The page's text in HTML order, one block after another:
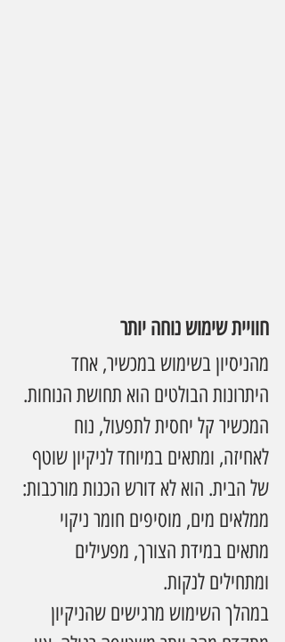
חוויית שימוש נוחה יותר
מהניסיון בשימוש במכשיר, אחד
היתרונות הבולטים הוא תחושת הנוחות.
המכשיר קל יחסית לתפעול, נוח
לאחיזה, ומתאים במיוחד לניקיון שוטף
של הבית. הוא לא דורש הכנות מורכבות:
ממלאים מים, מוסיפים חומר ניקוי
מתאים במידת הצורך, מפעילים
ומתחילים לנקות.
במהלך השימוש מרגישים שהניקיון